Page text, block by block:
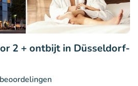
2 + ontbijt in Düsseldorf-